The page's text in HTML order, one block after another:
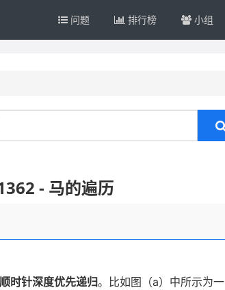
问题 排行榜 小组
- 马的遍历
顺时针深度优先递归。比如图（a）中所示为一